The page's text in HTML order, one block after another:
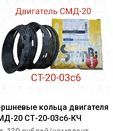
кольца двигателя
20 СТ-20-03с6-КЧ